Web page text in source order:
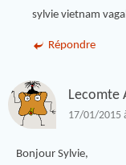
sylvie vietnam
Répondre
Lecomte
17/01/2015
Bonjour Sylvie,